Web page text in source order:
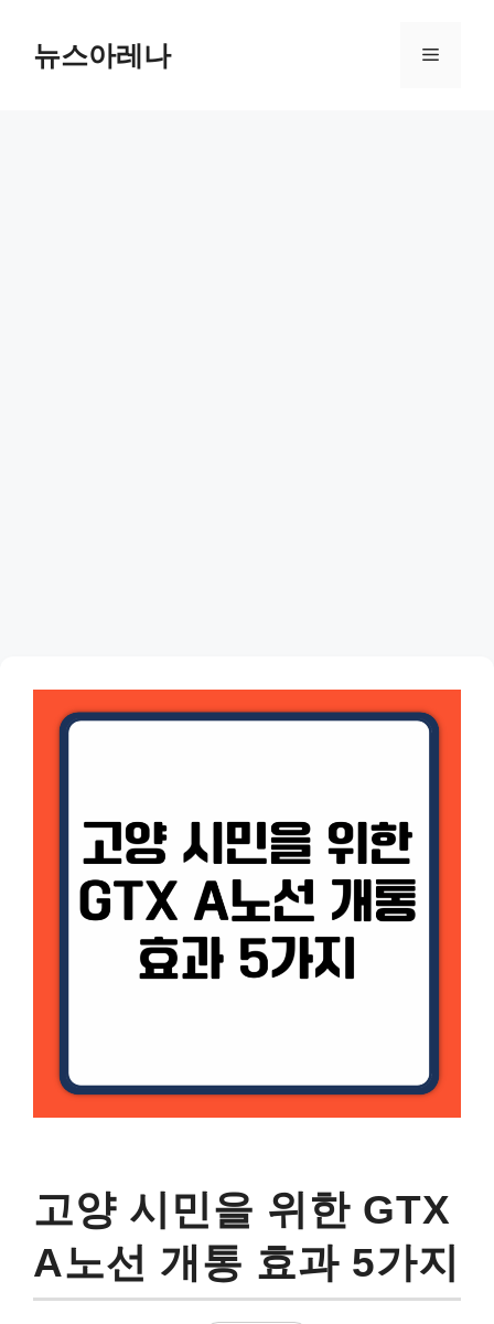
content뉴스아레나 Menu
고양 시민을 위한 GTX
A노선 개통 효과 5가지